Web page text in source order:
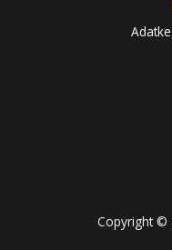
Copyright ©